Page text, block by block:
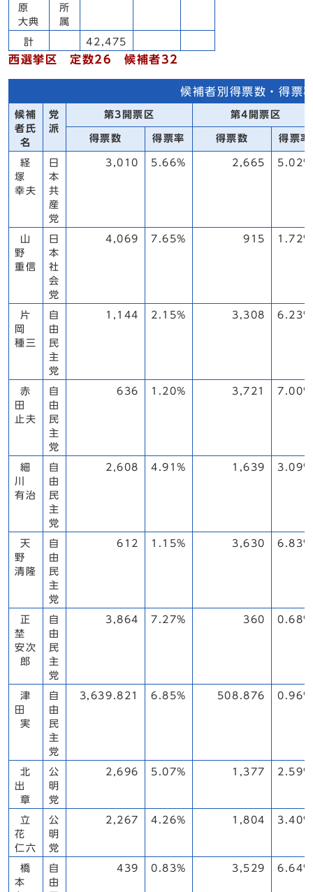
原
大典
所
属
計 42,475
西選挙区 定数26 候補者32
候補者別得票数・得票
候補
者氏
名
党
派
第3開票区 第4開票区
得票数 得票率 得票数 得票率
経
塚
幸夫
日
本
共
産
党
3,010 5.66% 2,665 5.02%
山
野
重信
日
本
社
会
党
4,069 7.65% 915 1.72%
片
岡
種三
自
由
民
主
党
1,144 2.15% 3,308 6.23%
赤
田
止夫
自
由
民
主
党
636 1.20% 3,721 7.00%
細
川
有治
自
由
民
主
党
2,608 4.91% 1,639 3.09%
天
野
清隆
自
由
民
主
党
612 1.15% 3,630 6.83%
正
埜
安次
郎
自
由
民
主
党
3,864 7.27% 360 0.68%
津
田
実
自
由
民
主
党
3,639.821 6.85% 508.876 0.96%
北
出
章
公
明
党
2,696 5.07% 1,377 2.59%
立
花
仁六
公
明
党
2,267 4.26% 1,804 3.40%
橋
本
自
由
439 0.83% 3,529 6.64%